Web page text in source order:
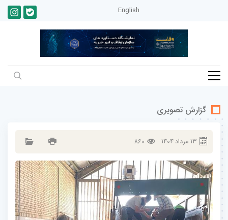
English
گزارش تصویری
13مرداد1404
860